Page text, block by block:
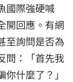
國際強硬喊
開回應。有網
至詢問是否為
問：「首先我
什麼了？」